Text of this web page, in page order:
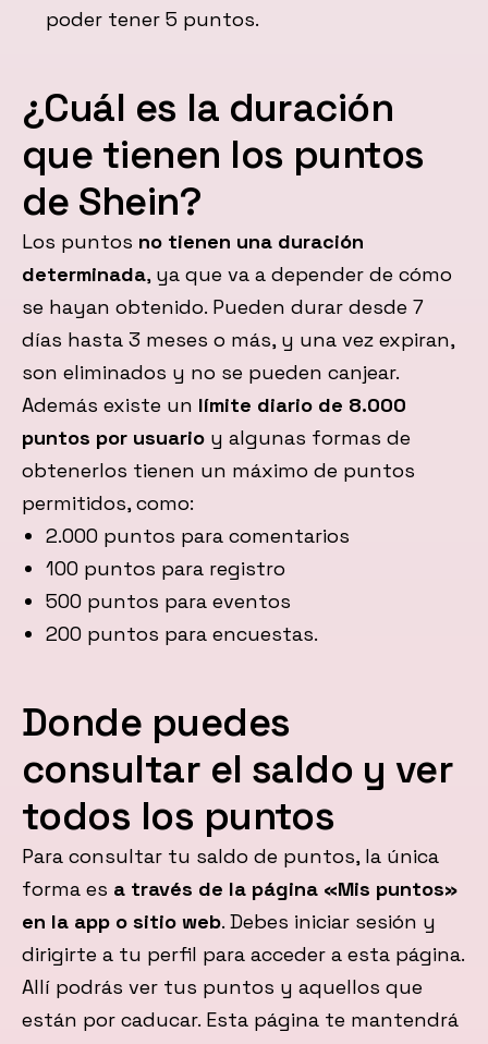
poder tener 5 puntos.
¿Cuál es la duración
que tienen los puntos
de Shein?
Los puntos no tienen una duración
determinada, ya que va a depender de cómo
se hayan obtenido. Pueden durar desde 7
días hasta 3 meses o más, y una vez expiran,
son eliminados y no se pueden canjear.
Además existe un límite diario de 8.000
puntos por usuario y algunas formas de
obtenerlos tienen un máximo de puntos
permitidos, como:
2.000 puntos para comentarios
100 puntos para registro
500 puntos para eventos
200 puntos para encuestas.
Donde puedes
consultar el saldo y ver
todos los puntos
Para consultar tu saldo de puntos, la única
forma es a través de la página «Mis puntos»
en la app o sitio web. Debes iniciar sesión y
dirigirte a tu perfil para acceder a esta página.
Allí podrás ver tus puntos y aquellos que
están por caducar. Esta página te mantendrá